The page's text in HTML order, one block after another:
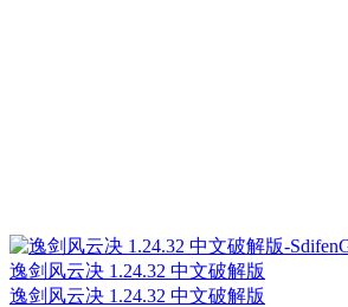
逸剑风云决 1.24.32 中文破解版
逸剑风云决 1.24.32 中文破解版